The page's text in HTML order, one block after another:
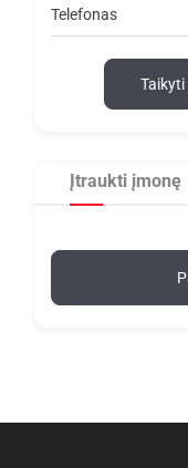
Telefonas
Įtraukti įmonę